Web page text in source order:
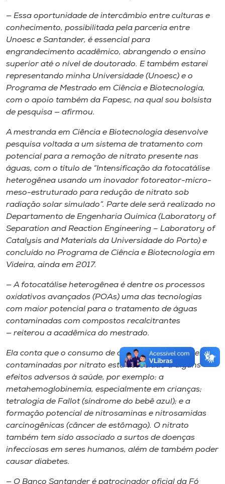
​— Essa oportunidade de interc​â​mbio entre culturas e
conhecimento​,​ possibilitad​a​ pela parceria entre
Unoesc e Santander, é essencial para
engrandecimento acadêmico, ​abrang​endo o ensino
superior até o nível de doutorado. E também estarei
representando minha Universidade (Unoesc) e o
Programa de Mestrado em Ciência e Biotecnologia,
com o apoio também da Fapesc, na qual sou bolsista
de pesquisa — afirmou.
A mestranda em Ciência e ​B​iotecnologia desenvolve
pesquisa voltada a um sistema de tratamento com
potencial para a remoção de nitrato presente nas
águas​, com o título de “Intensificação da fotocatálise
heterogênea usando um inovador fotoreator-micro-
meso-estruturado para redução de nitrato sob
radiação solar simulado”. Parte dele será realizado no
Departamento de Engenharia Química (Laboratory of
Separation and Reaction Engineering – Laboratory of
Catalysis and Materials da Universidade do Porto) e
concluído no Programa de Ciência e Biotecnologia em
Videira, ainda em 2017.
​— ​A fotocatálise heterogênea é dentre os processos
oxidativos avançados (POAs) uma das tecnologias
com maior potencial para o tratamento de águas
contaminadas com compostos recalcitrantes ​​
— reiterou​ a acadêmica​ do mestrado.
Ela conta que o consumo de águas de abastecimento
contaminadas por nitrato está associado a alguns
efeitos adversos à saúde, por exemplo: a
metahemoglobinemia, especialmente em crianças​;​
tetralogia de Fallot (síndrome do bebê azul)​;​ e a
formação potencial de nitrosaminas e nitrosamidas
carcinogênicas (câncer de estômago). O nitrato
também tem sido associado a surtos de doenças
infecciosas em seres humanos, além de também poder
causar diabetes.
— O Banco Santander é patrocinador oficial da Fó​